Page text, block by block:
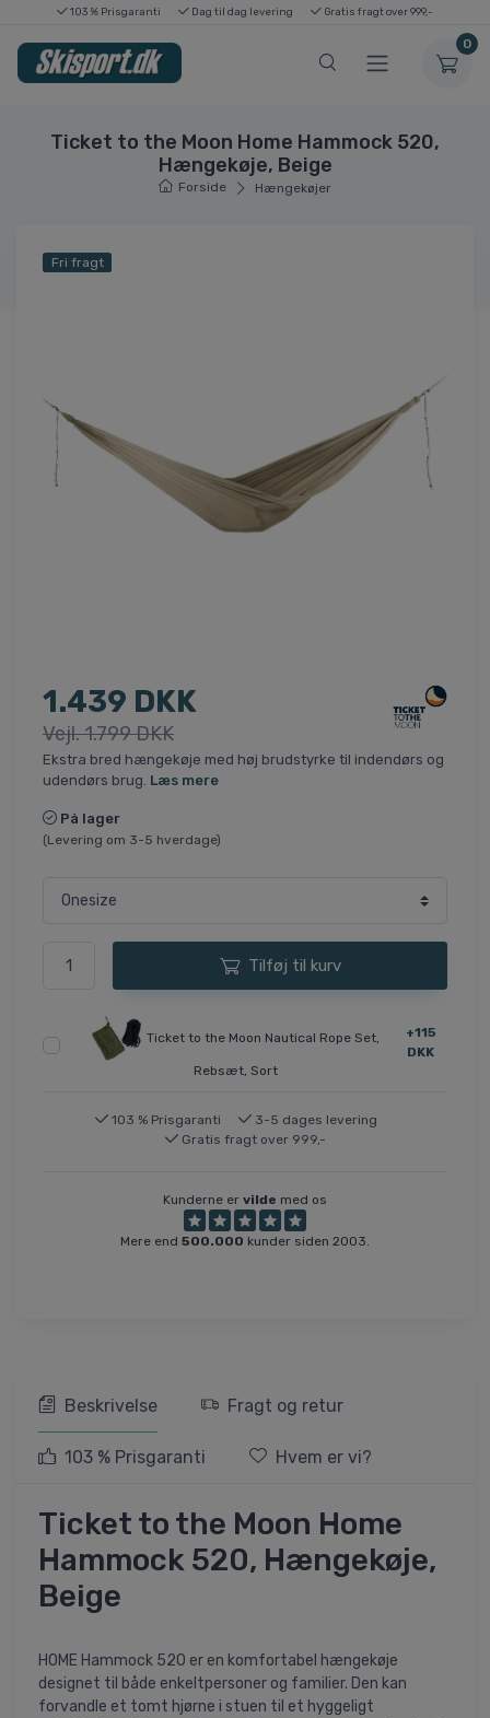
103 % Prisgaranti Dag til dag levering Gratis fragt over 999,-
0
Ticket to the Moon Home Hammock 520,
Hængekøje, Beige
Forside Hængekøjer
Fri fragt
1.439 DKK
Vejl. 1.799 DKK
Ekstra bred hængekøje med høj brudstyrke til indendørs og
udendørs brug. Læs mere
På lager
(Levering om 3-5 hverdage)
Tilføj til kurv
Ticket to the Moon Nautical Rope Set,
Rebsæt, Sort
+115
DKK
103 % Prisgaranti
3-5 dages levering
Gratis fragt over 999,-
Kunderne er vilde med os
Mere end 500.000 kunder siden 2003.
Beskrivelse Fragt og retur
103 % Prisgaranti Hvem er vi?
Ticket to the Moon Home
Hammock 520, Hængekøje,
Beige
HOME Hammock 520 er en komfortabel hængekøje
designet til både enkeltpersoner og familier. Den kan
forvandle et tomt hjørne i stuen til et hyggeligt